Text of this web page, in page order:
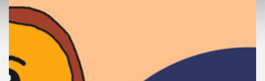
เพล
ย์
แนะนำ